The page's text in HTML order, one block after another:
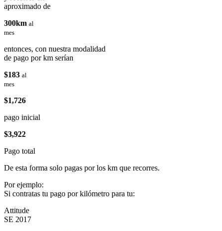
aproximado de
300km al
mes
entonces, con nuestra modalidad
de pago por km serían
$183 al
mes
$1,726
pago inicial
$3,922
Pago total
De esta forma solo pagas por los km que recorres.
Por ejemplo:
Si contratas tu pago por kilómetro para tu:
Attitude
SE 2017